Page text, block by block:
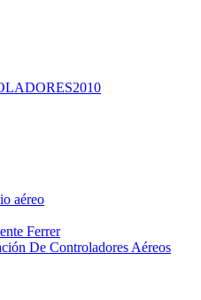
aéreo
Ferrer
De Controladores Aéreos